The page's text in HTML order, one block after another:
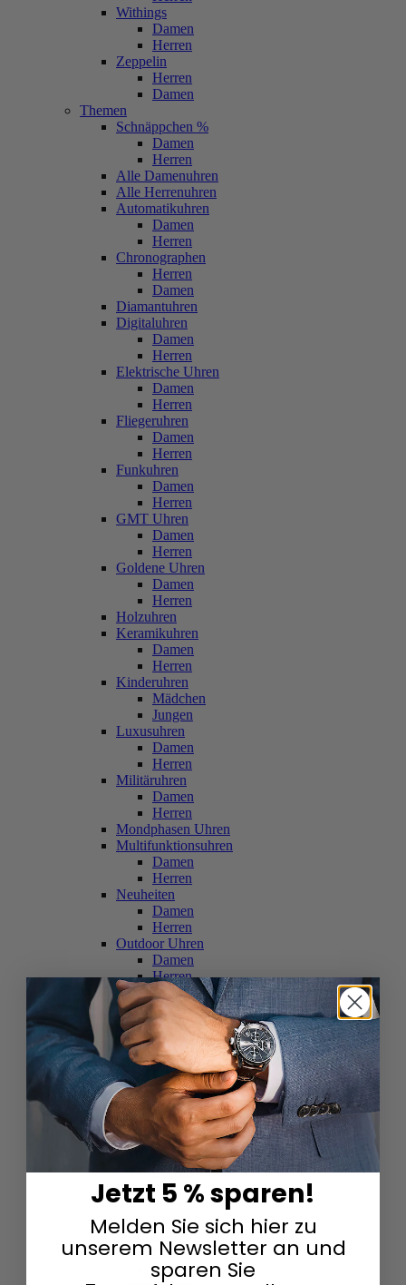
Withings
Damen
Herren
Zeppelin
Herren
Damen
Themen
Schnäppchen %
Damen
Herren
Alle Damenuhren
Alle Herrenuhren
Automatikuhren
Damen
Herren
Chronographen
Herren
Damen
Diamantuhren
Digitaluhren
Damen
Herren
Elektrische Uhren
Damen
Herren
Fliegeruhren
Damen
Herren
Funkuhren
Damen
Herren
GMT Uhren
Damen
Herren
Goldene Uhren
Damen
Herren
Holzuhren
Keramikuhren
Damen
Herren
Kinderuhren
Mädchen
Jungen
Luxusuhren
Damen
Herren
Militäruhren
Damen
Herren
Mondphasen Uhren
Multifunktionsuhren
Damen
Herren
Neuheiten
Damen
Herren
Outdoor Uhren
Damen
Herren
Schweizer Uhren
Damen
Herren
Skelettuhren
Damen
Herren
Smartwatches
Damen
Herren
Solaruhren
Herren
Damen
Sportuhren
Damen
Herren
Swarovski & Edelsteine
Damen
Herren
Jetzt 5 % sparen!
Melden Sie sich hier zu
unserem Newsletter an und
sparen Sie